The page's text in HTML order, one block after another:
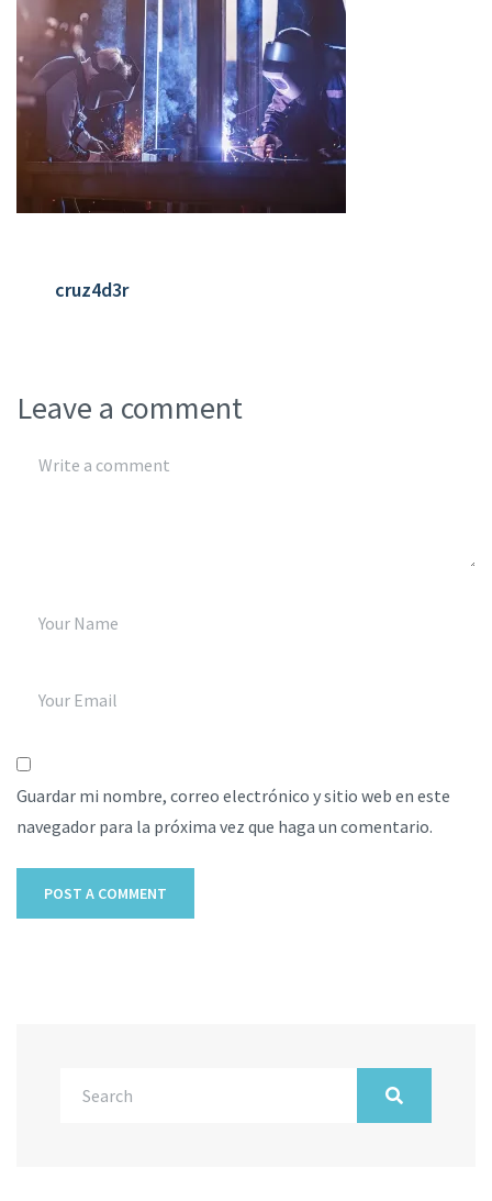
cruz4d3r
Leave a comment
Guardar mi nombre, correo electrónico y sitio web en este
navegador para la próxima vez que haga un comentario.